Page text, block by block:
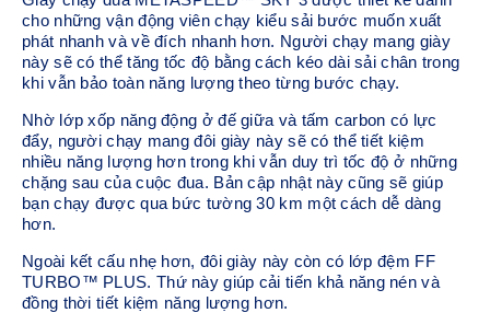
cho những vận động viên chạy kiểu sải bước muốn xuất
phát nhanh và về đích nhanh hơn. Người chạy mang giày
này sẽ có thể tăng tốc độ bằng cách kéo dài sải chân trong
khi vẫn bảo toàn năng lượng theo từng bước chạy.
Nhờ lớp xốp năng động ở đế giữa và tấm carbon có lực
đẩy, người chạy mang đôi giày này sẽ có thể tiết kiệm
nhiều năng lượng hơn trong khi vẫn duy trì tốc độ ở những
chặng sau của cuộc đua. Bản cập nhật này cũng sẽ giúp
bạn chạy được qua bức tường 30 km một cách dễ dàng
hơn.
Ngoài kết cấu nhẹ hơn, đôi giày này còn có lớp đệm FF
TURBO™ PLUS. Thứ này giúp cải tiến khả năng nén và
đồng thời tiết kiệm năng lượng hơn.